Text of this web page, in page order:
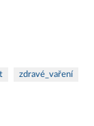
zdravé_vaření